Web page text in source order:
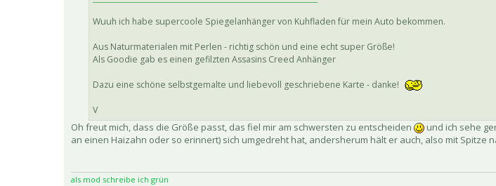
Wuuh ich habe supercoole Spiegelanhänger von Kuhfladen für mein Auto bekommen.
Aus Naturmaterialen mit Perlen - richtig schön und eine echt super Größe!
Als Goodie gab es einen gefilzten Assasins Creed Anhänger
Dazu eine schöne selbstgemalte und liebevoll geschriebene Karte - danke!
V
Oh freut mich, dass die Größe passt, das fiel mir am schwersten zu entscheiden
und ich sehe
an einen Haizahn oder so erinnert) sich umgedreht hat, andersherum hält er auch, also mit Spitze
als mod schreibe ich grün